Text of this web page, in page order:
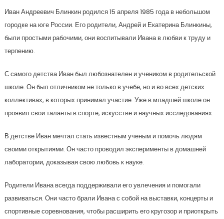
Иван Андреевич Блинкин родился 15 апреля 1985 года в небольшом
городке на юге России. Его родители, Андрей и Екатерина Блинкины,
были простыми рабочими, они воспитывали Ивана в любви к труду и
терпению.
С самого детства Иван был любознателен и учеником в родительской
школе. Он был отличником не только в учебе, но и во всех детских
коллективах, в которых принимал участие. Уже в младшей школе он
проявил свои таланты в спорте, искусстве и научных исследованиях.
В детстве Иван мечтал стать известным ученым и помочь людям
своими открытиями. Он часто проводил эксперименты в домашней
лаборатории, доказывая свою любовь к науке.
Родители Ивана всегда поддерживали его увлечения и помогали
развиваться. Они часто брали Ивана с собой на выставки, концерты и
спортивные соревнования, чтобы расширить его кругозор и приоткрыть